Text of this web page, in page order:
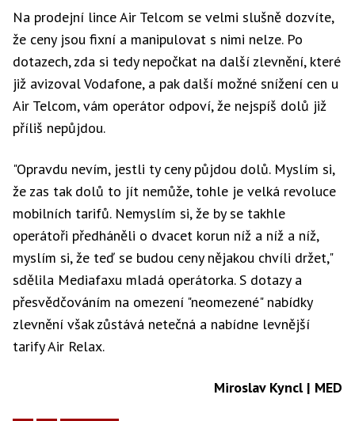
Na prodejní lince Air Telcom se velmi slušně dozvíte,
že ceny jsou fixní a manipulovat s nimi nelze. Po
dotazech, zda si tedy nepočkat na další zlevnění, které
již avizoval Vodafone, a pak další možné snížení cen u
Air Telcom, vám operátor odpoví, že nejspíš dolů již
příliš nepůjdou.
"Opravdu nevím, jestli ty ceny půjdou dolů. Myslím si,
že zas tak dolů to jít nemůže, tohle je velká revoluce
mobilních tarifů. Nemyslím si, že by se takhle
operátoři předháněli o dvacet korun níž a níž a níž,
myslím si, že teď se budou ceny nějakou chvíli držet,"
sdělila Mediafaxu mladá operátorka. S dotazy a
přesvědčováním na omezení "neomezené" nabídky
zlevnění však zůstává netečná a nabídne levnější
tarify Air Relax.
Miroslav Kyncl | MED